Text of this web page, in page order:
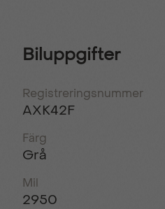
Biluppgifter
Registreringsnummer
AXK42F
Färg
Grå
Mil
2950